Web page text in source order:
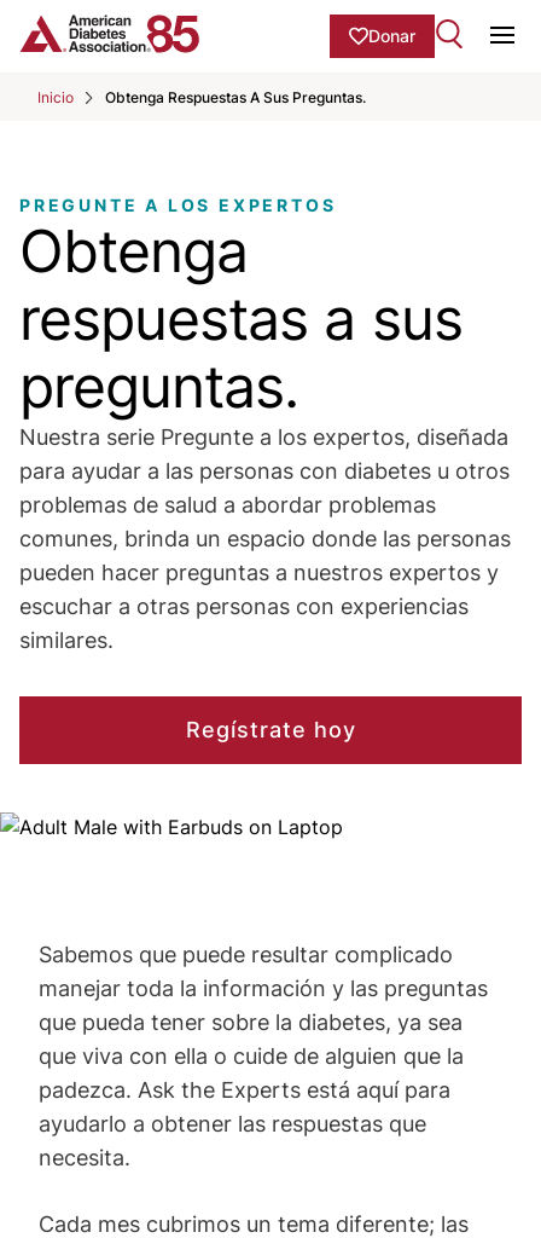
Skip to Main content
Donar
Inicio Obtenga Respuestas A Sus Preguntas.
main
content
PREGUNTE A LOS EXPERTOS
Obtenga
respuestas a sus
preguntas.
Nuestra serie Pregunte a los expertos, diseñada
para ayudar a las personas con diabetes u otros
problemas de salud a abordar problemas
comunes, brinda un espacio donde las personas
pueden hacer preguntas a nuestros expertos y
escuchar a otras personas con experiencias
similares.
Regístrate hoy
Image
Sabemos que puede resultar complicado
manejar toda la información y las preguntas
que pueda tener sobre la diabetes, ya sea
que viva con ella o cuide de alguien que la
padezca. Ask the Experts está aquí para
ayudarlo a obtener las respuestas que
necesita.
Cada mes cubrimos un tema diferente; las